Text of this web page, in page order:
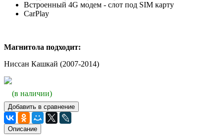
Встроенный 4G модем - слот под SIM карту
CarPlay
Магнитола подходит:
Ниссан Кашкай (2007-2014)
(в наличии)
Добавить в сравнение
Описание